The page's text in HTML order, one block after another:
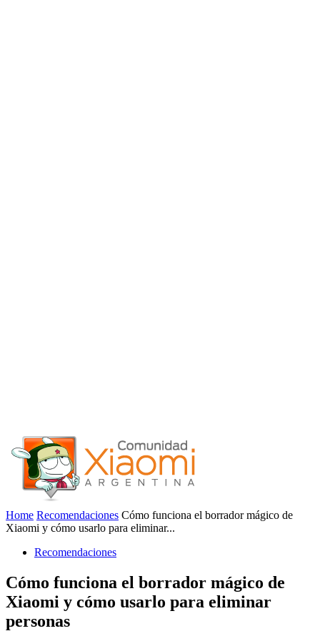
Home Recomendaciones Cómo funciona el borrador mágico de
Xiaomi y cómo usarlo para eliminar...
Recomendaciones
Cómo funciona el borrador mágico de
Xiaomi y cómo usarlo para eliminar
personas